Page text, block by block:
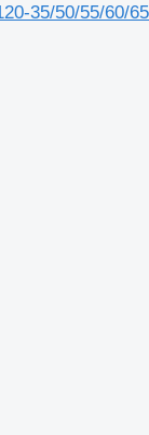
35/50/55/60/65